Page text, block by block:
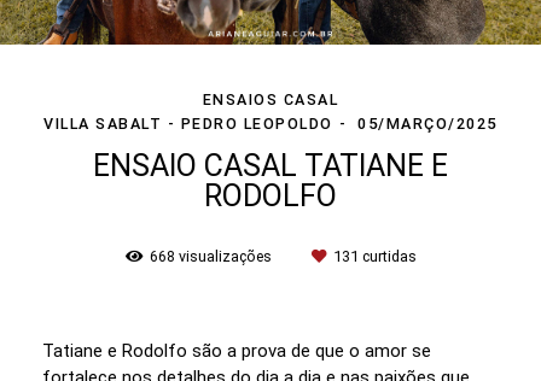
ENSAIOS CASAL
VILLA SABALT - PEDRO LEOPOLDO
05/MARÇO/2025
ENSAIO CASAL TATIANE E
RODOLFO
668 visualizações 131 curtidas
Tatiane e Rodolfo são a prova de que o amor se